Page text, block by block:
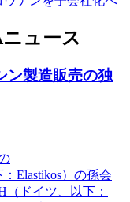
ュース
ン製造販売の独
Elastikos）の孫会
ドイツ、以下：